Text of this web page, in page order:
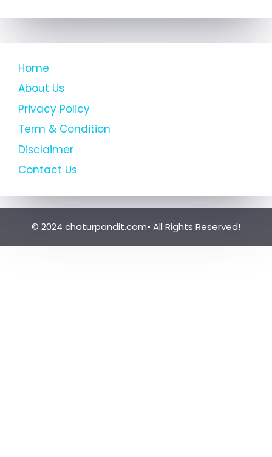
Home
About Us
Privacy Policy
Term & Condition
Disclaimer
Contact Us
© 2024 chaturpandit.com• All Rights Reserved!